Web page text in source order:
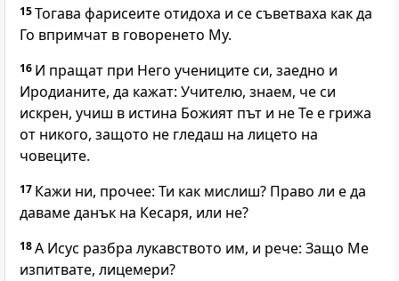
15Тогава фарисеите отидоха и се съветваха как да
Го впримчат в говоренето Му.
16 И пращат при Него учениците си, заедно и
Иродианите, да кажат: Учителю, знаем, че си
искрен, учиш в истина Божият път и не Те е грижа
от никого, защото не гледаш на лицето на
човеците.
17 Кажи ни, прочее: Ти как мислиш? Право ли е да
даваме данък на Кесаря, или не?
18А Исус разбра лукавството им, и рече: Защо Ме
изпитвате, лицемери?